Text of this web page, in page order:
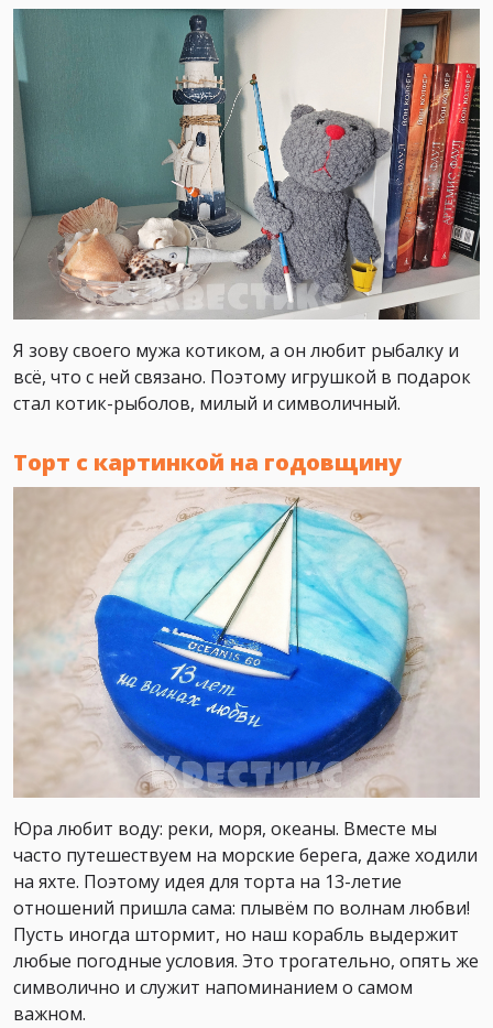
Я зову своего мужа котиком, а он любит рыбалку и
всё, что с ней связано. Поэтому игрушкой в подарок
стал котик-рыболов, милый и символичный.
Торт с картинкой на годовщину
Юра любит воду: реки, моря, океаны. Вместе мы
часто путешествуем на морские берега, даже ходили
на яхте. Поэтому идея для торта на 13-летие
отношений пришла сама: плывём по волнам любви!
Пусть иногда штормит, но наш корабль выдержит
любые погодные условия. Это трогательно, опять же
символично и служит напоминанием о самом
важном.